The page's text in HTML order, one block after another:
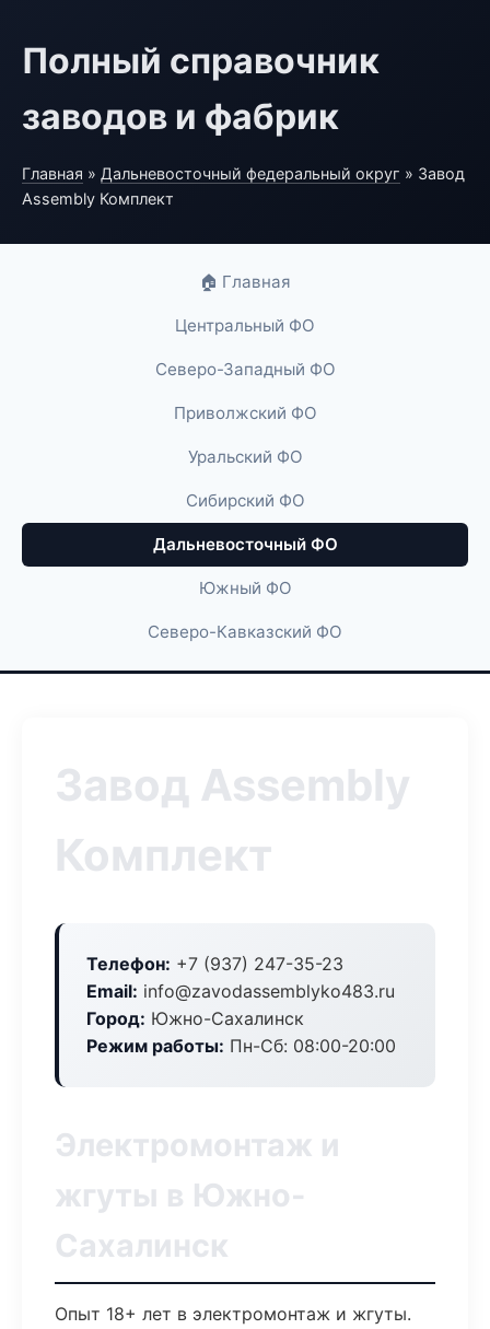
Полный справочник
заводов и фабрик
Главная » Дальневосточный федеральный округ » Завод
Assembly Комплект
🏠 Главная
Центральный ФО
Северо-Западный ФО
Приволжский ФО
Уральский ФО
Сибирский ФО
Дальневосточный ФО
Южный ФО
Северо-Кавказский ФО
Завод Assembly
Комплект
Телефон: +7 (937) 247-35-23
Email: info@zavodassemblyko483.ru
Город: Южно-Сахалинск
Режим работы: Пн-Сб: 08:00-20:00
Электромонтаж и
жгуты в Южно-
Сахалинск
Опыт 18+ лет в электромонтаж и жгуты.